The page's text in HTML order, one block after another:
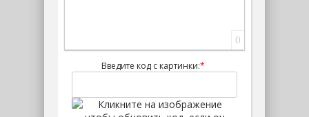
0
Введите код с картинки:*